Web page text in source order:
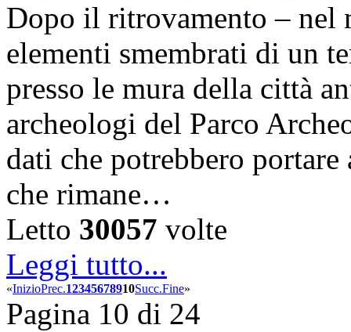
Dopo il ritrovamento – nel
elementi smembrati di un
presso le mura della città
archeologi del Parco
dati che potrebbero
che rimane…
Letto 30057 volte
Leggi tutto...
«InizioPrec.12345678910Succ.Fine»
Pagina 10 di 24